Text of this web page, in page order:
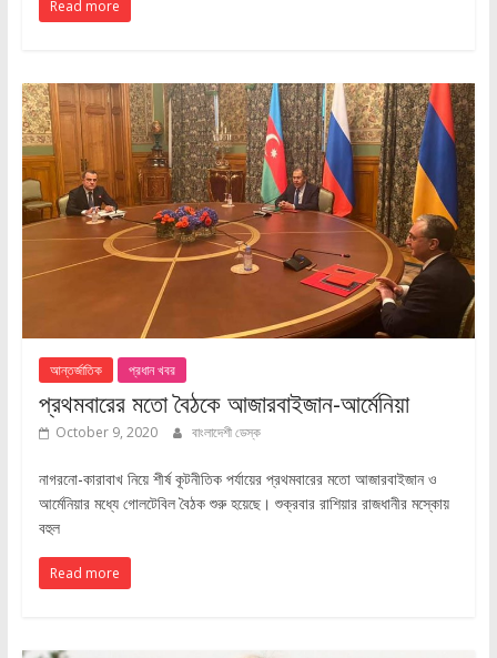
Read more
আন্তর্জাতিক প্রধান খবর
প্রথমবারের মতো বৈঠকে আজারবাইজান-আর্মেনিয়া
October 9, 2020 বাংলাদেশী ডেস্ক
নাগরনো-কারাবাখ নিয়ে শীর্ষ কূটনীতিক পর্যায়ের প্রথমবারের মতো আজারবাইজান ও
আর্মেনিয়ার মধ্যে গোলটেবিল বৈঠক শুরু হয়েছে। শুক্রবার রাশিয়ার রাজধানীর মস্কোয়
বহুল
Read more